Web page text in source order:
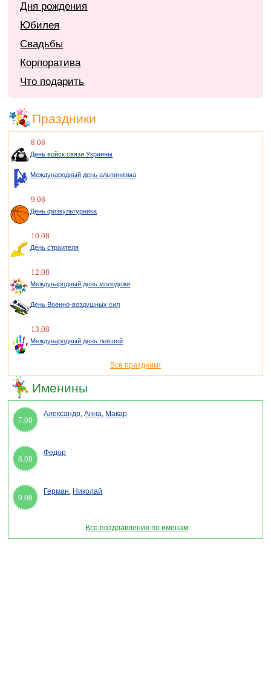
Дня рождения
Юбилея
Свадьбы
Корпоратива
Что подарить
Праздники
8.08
День войск связи Украины
Международный день альпинизма
9.08
День физкультурника
10.08
День строителя
12.08
Международный день молодежи
День Военно-воздушных сил
13.08
Международный день левшей
Все праздники
Именины
7.08
Александр,Анна, Макар
8.08
Федор
9.08
Герман, Николай
Все поздравления по именам